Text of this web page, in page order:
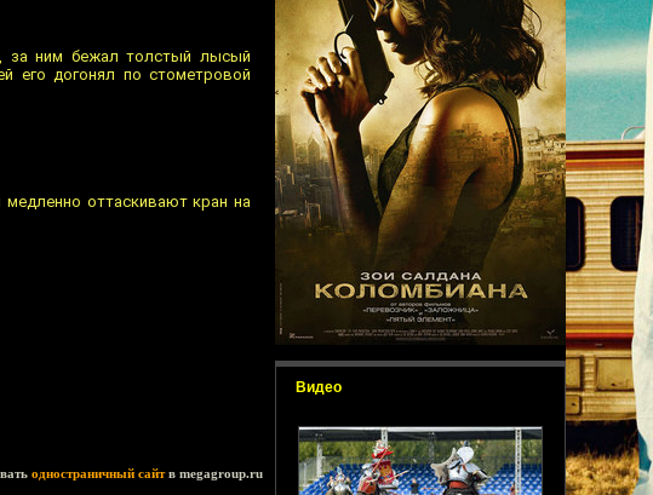
Видео
за ним бежал толстый лысый
его догонял по стометровой
медленно оттаскивают кран на
одностраничный сайтв megagroup.ru